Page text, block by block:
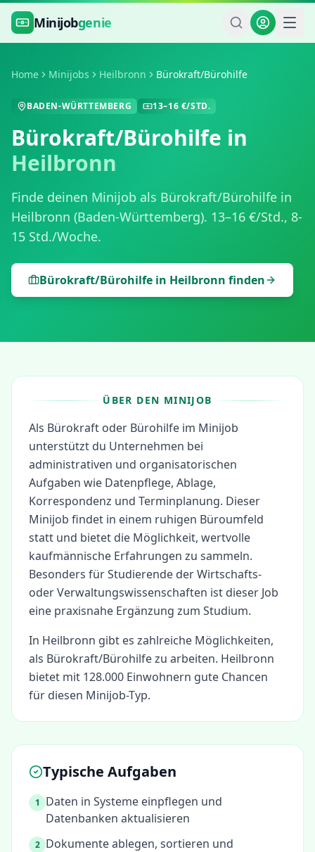
Zum Hauptinhalt springen
Minijobgenie
Home Minijobs Heilbronn Bürokraft/Bürohilfe
BADEN-WÜRTTEMBERG 13–16 €/STD.
Bürokraft/Bürohilfe in
Heilbronn
Finde deinen Minijob als Bürokraft/Bürohilfe in
Heilbronn (Baden-Württemberg). 13–16 €/Std., 8-
15 Std./Woche.
Bürokraft/Bürohilfe in Heilbronn finden
ÜBER DEN MINIJOB
Als Bürokraft oder Bürohilfe im Minijob
unterstützt du Unternehmen bei
administrativen und organisatorischen
Aufgaben wie Datenpflege, Ablage,
Korrespondenz und Terminplanung. Dieser
Minijob findet in einem ruhigen Büroumfeld
statt und bietet die Möglichkeit, wertvolle
kaufmännische Erfahrungen zu sammeln.
Besonders für Studierende der Wirtschafts-
oder Verwaltungswissenschaften ist dieser Job
eine praxisnahe Ergänzung zum Studium.
In Heilbronn gibt es zahlreiche Möglichkeiten,
als Bürokraft/Bürohilfezu arbeiten. Heilbronn
bietet mit 128.000 Einwohnern gute Chancen
für diesen Minijob-Typ.
Typische Aufgaben
1
Daten in Systeme einpflegen und
Datenbanken aktualisieren
2 Dokumente ablegen, sortieren und